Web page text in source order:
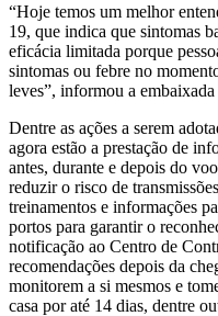
“Hoje temos um melhor
19, que indica que sintomas
eficácia limitada porque
sintomas ou febre no
leves”, informou a
Dentre as ações a serem
agora estão a prestação de
antes, durante e depois do
reduzir o risco de
treinamentos e informações
portos para garantir o
notificação ao Centro de
recomendações depois da
monitorem a si mesmos e
casa por até 14 dias, dentre